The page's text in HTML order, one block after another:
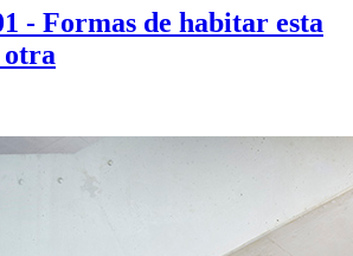
- Formas de habitar esta